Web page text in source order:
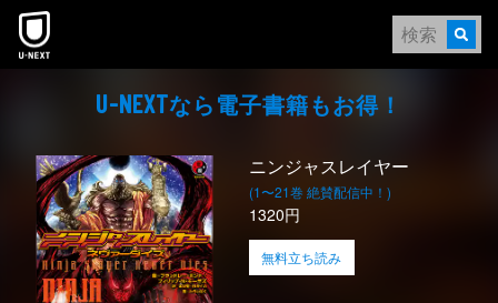
本文へスキップ
U-NEXTなら電⼦書籍もお得！
ニンジャスレイヤー
(1〜21巻 絶賛配信中！)
1320円
無料立ち読み